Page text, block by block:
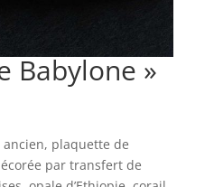
Babylone »
plaquette de
par transfert de